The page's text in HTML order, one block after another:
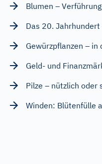
Blumen –
Das 20. Jahrhundert
Gewürzpflanzen –
Geld- und
Pilze – nützlich oder
Winden: Blütenfülle